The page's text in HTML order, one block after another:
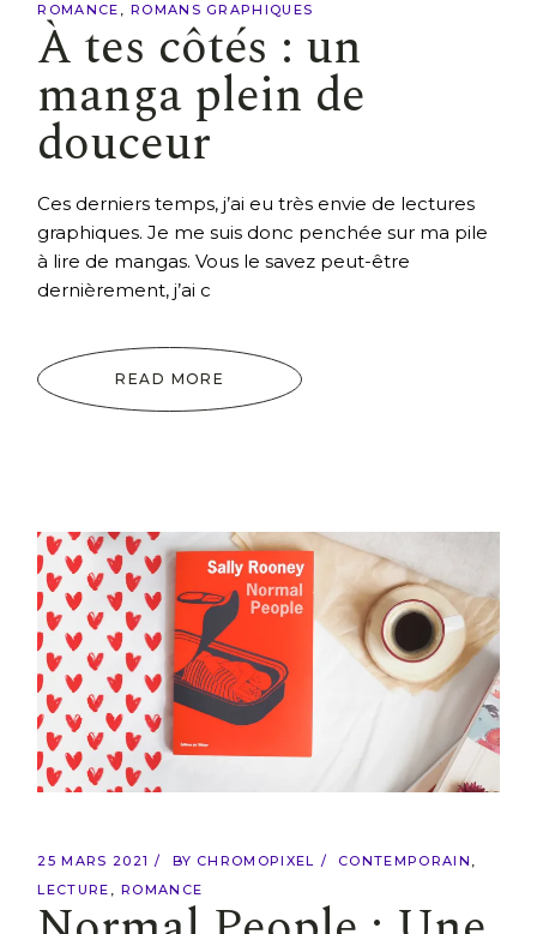
ROMANCE
ROMANS GRAPHIQUES
À tes côtés : un
manga plein de
douceur
Ces derniers temps, j’ai eu très envie de lectures
graphiques. Je me suis donc penchée sur ma pile
à lire de mangas. Vous le savez peut-être
dernièrement, j’ai c
READ MORE
25 MARS 2021 BY CHROMOPIXEL
CONTEMPORAIN
LECTURE
ROMANCE